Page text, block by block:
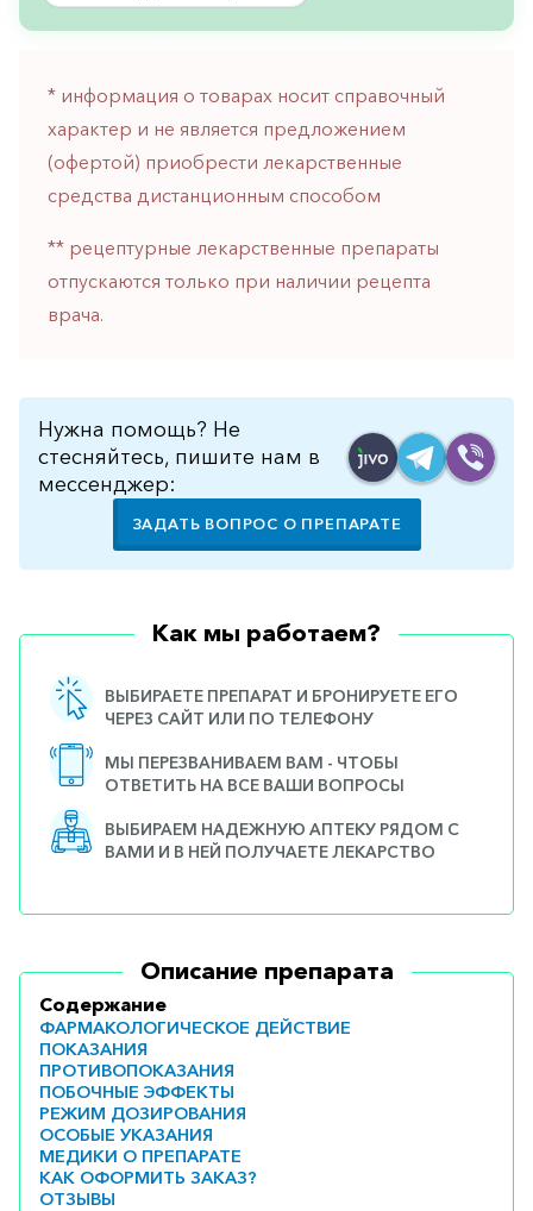
Урология
Ухо-
горло-
нос
Хирургия
Щитовидная
железа
* информация о товарах носит справочный
характер и не является предложением
(офертой) приобрести лекарственные
средства дистанционным способом
** рецептурные лекарственные препараты
отпускаются только при наличии рецепта
врача.
Нужна помощь? Не
стесняйтесь, пишите нам в
мессенджер:
ЗАДАТЬ ВОПРОС О ПРЕПАРАТЕ
Как мы работаем?
ВЫБИРАЕТЕ ПРЕПАРАТ И БРОНИРУЕТЕ ЕГО
ЧЕРЕЗ САЙТ ИЛИ ПО ТЕЛЕФОНУ
МЫ ПЕРЕЗВАНИВАЕМ ВАМ - ЧТОБЫ
ОТВЕТИТЬ НА ВСЕ ВАШИ ВОПРОСЫ
ВЫБИРАЕМ НАДЕЖНУЮ АПТЕКУ РЯДОМ С
ВАМИ И В НЕЙ ПОЛУЧАЕТЕ ЛЕКАРСТВО
Описание препарата
Содержание
ФАРМАКОЛОГИЧЕСКОЕ ДЕЙСТВИЕ
ПОКАЗАНИЯ
ПРОТИВОПОКАЗАНИЯ
ПОБОЧНЫЕ ЭФФЕКТЫ
РЕЖИМ ДОЗИРОВАНИЯ
ОСОБЫЕ УКАЗАНИЯ
МЕДИКИ О ПРЕПАРАТЕ
КАК ОФОРМИТЬ ЗАКАЗ?
ОТЗЫВЫ